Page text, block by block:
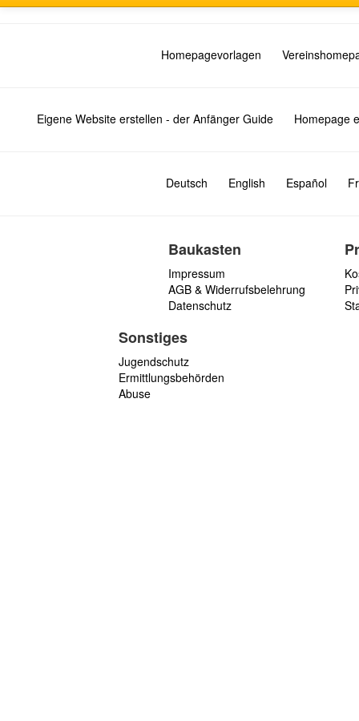
Homepagevorlagen
Eigene Website erstellen - der Anfänger Guide Homepage
Deutsch English Español
Baukasten
Impressum
AGB & Widerrufsbelehrung
Datenschutz
Sonstiges
Jugendschutz
Ermittlungsbehörden
Abuse